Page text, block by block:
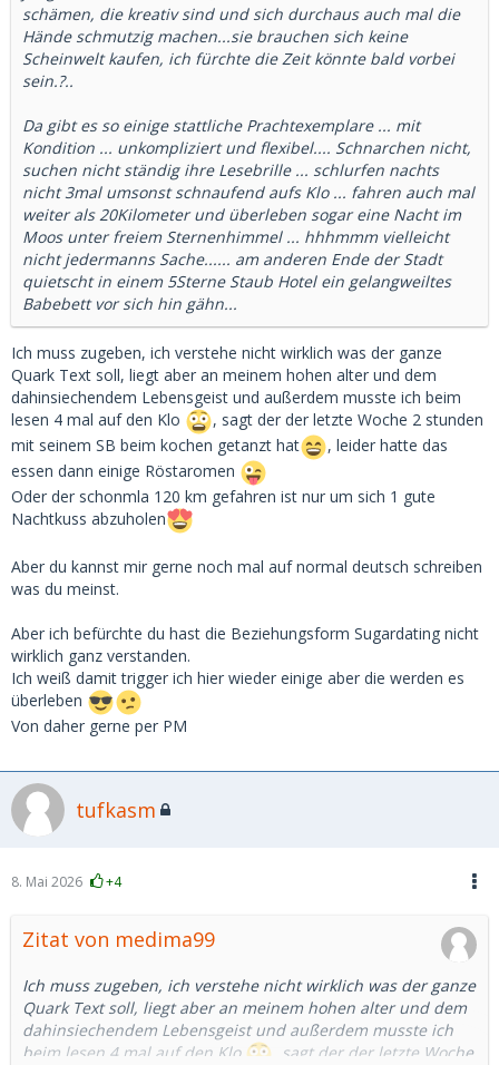
schämen, die kreativ sind und sich durchaus auch mal die
Hände schmutzig machen...sie brauchen sich keine
Scheinwelt kaufen, ich fürchte die Zeit könnte bald vorbei
sein.?..
Da gibt es so einige stattliche Prachtexemplare ... mit
Kondition ... unkompliziert und flexibel.... Schnarchen nicht,
suchen nicht ständig ihre Lesebrille ... schlurfen nachts
nicht 3mal umsonst schnaufend aufs Klo ... fahren auch mal
weiter als 20Kilometer und überleben sogar eine Nacht im
Moos unter freiem Sternenhimmel ... hhhmmm vielleicht
nicht jedermanns Sache...... am anderen Ende der Stadt
quietscht in einem 5Sterne Staub Hotel ein gelangweiltes
Babebett vor sich hin gähn...
Ich muss zugeben, ich verstehe nicht wirklich was der ganze
Quark Text soll, liegt aber an meinem hohen alter und dem
dahinsiechendem Lebensgeist und außerdem musste ich beim
lesen 4 mal auf den Klo
, sagt der der letzte Woche 2 stunden
mit seinem SB beim kochen getanzt hat
, leider hatte das
essen dann einige Röstaromen
Oder der schonmla 120 km gefahren ist nur um sich 1 gute
Nachtkuss abzuholen
Aber du kannst mir gerne noch mal auf normal deutsch schreiben
was du meinst.
Aber ich befürchte du hast die Beziehungsform Sugardating nicht
wirklich ganz verstanden.
Ich weiß damit trigger ich hier wieder einige aber die werden es
überleben
Von daher gerne per PM
tufkasm
8. Mai 2026 +4
Zitat von medima99
Ich muss zugeben, ich verstehe nicht wirklich was der ganze
Quark Text soll, liegt aber an meinem hohen alter und dem
dahinsiechendem Lebensgeist und außerdem musste ich
beim lesen 4 mal auf den Klo
, sagt der der letzte Woche